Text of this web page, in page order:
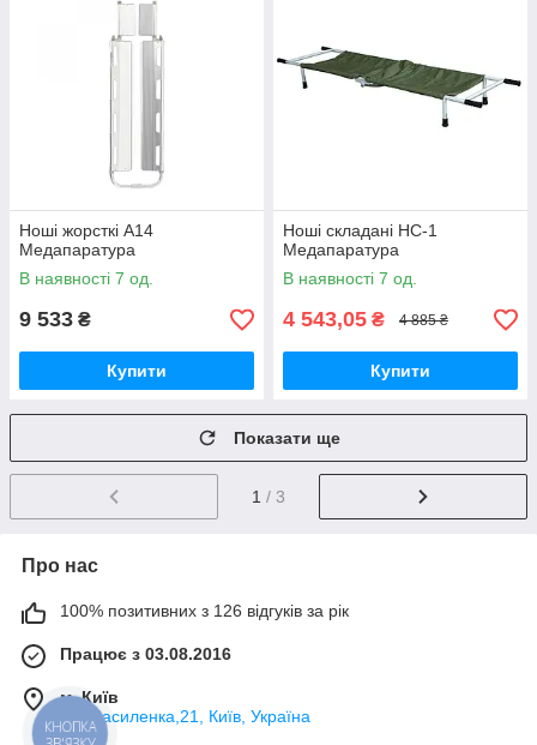
Ноші жорсткі А14
Медапаратура
В наявності 7 од.
9 533 ₴
Купити
Ноші складані НС-1
Медапаратура
В наявності 7 од.
4 543,05 ₴ 4 885 ₴
Купити
Показати ще
1 / 3
Про нас
100% позитивних з 126 відгуків за рік
Працює з 03.08.2016
м. Київ
вул.Василенка,21, Київ, Україна
КНОПКА
ЗВ'ЯЗКУ